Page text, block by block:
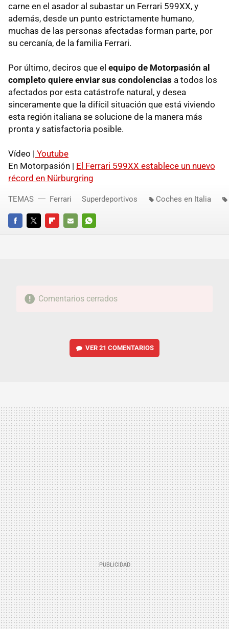
carne en el asador al subastar un Ferrari 599XX, y
además, desde un punto estrictamente humano,
muchas de las personas afectadas forman parte, por
su cercanía, de la familia Ferrari.
Por último, deciros que el equipo de Motorpasión al
completo quiere enviar sus condolencias a todos los
afectados por esta catástrofe natural, y desea
sinceramente que la difícil situación que está viviendo
esta región italiana se solucione de la manera más
pronta y satisfactoria posible.
Vídeo | Youtube
En Motorpasión | El Ferrari 599XX establece un nuevo
récord en Nürburgring
FACEBOOKTWITTERFLIPBOARD
E-
WHATSAPP
TEMAS Ferrari Superdeportivos Coches en Italia
Comentarios cerrados
VER 21 COMENTARIOS